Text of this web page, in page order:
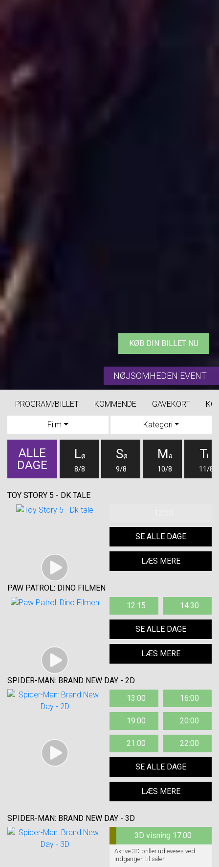
NØJSOMHEDEN EVENT
KØB DIN BILLET NU
PROGRAM/BILLET KOMMENDE GAVEKORT
Film Kategori
ALLE
DAGE
Lø
8/8
Sø
9/8
Ma
10/8
Ti
11/8
TOY STORY 5 - DK TALE
SE ALLE DAGE
LÆS MERE
PAW PATROL: DINO FILMEN
12:15
14:30
SE ALLE DAGE
LÆS MERE
SPIDER-MAN: BRAND NEW DAY - 2D
13:00
16:00
19:00 20:00
21:00 22:00
SE ALLE DAGE
LÆS MERE
SPIDER-MAN: BRAND NEW DAY - 3D
3D visning 17:00
Aktive 3D briller udleveres ved
indgangen til salen